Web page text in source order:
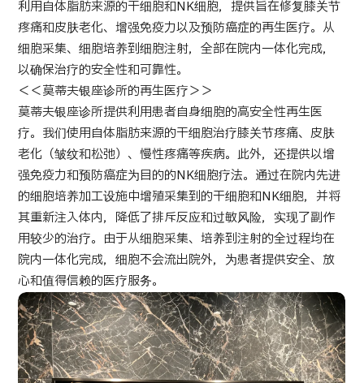
关于JMHC
面向国际患者
关于日本医疗
就诊流程
医疗项目检索
按部位・疾病搜索
按检查・术式・
治疗方法搜索
搜索美容医疗
内容精选
新闻
面向医疗机构
利用自体脂肪来源的干细胞和NK细胞，提供旨在修复膝关节
疼痛和皮肤老化、增强免疫力以及预防癌症的再生医疗。从
细胞采集、细胞培养到细胞注射，全部在院内一体化完成，
以确保治疗的安全性和可靠性。
＜＜莫蒂夫银座诊所的再生医疗＞＞
莫蒂夫银座诊所提供利用患者自身细胞的高安全性再生医
疗。我们使用自体脂肪来源的干细胞治疗膝关节疼痛、皮肤
老化（皱纹和松弛）、慢性疼痛等疾病。此外，还提供以增
强免疫力和预防癌症为目的的NK细胞疗法。通过在院内先进
的细胞培养加工设施中增殖采集到的干细胞和NK细胞，并将
其重新注入体内，降低了排斥反应和过敏风险，实现了副作
用较少的治疗。由于从细胞采集、培养到注射的全过程均在
院内一体化完成，细胞不会流出院外，为患者提供安全、放
心和值得信赖的医疗服务。